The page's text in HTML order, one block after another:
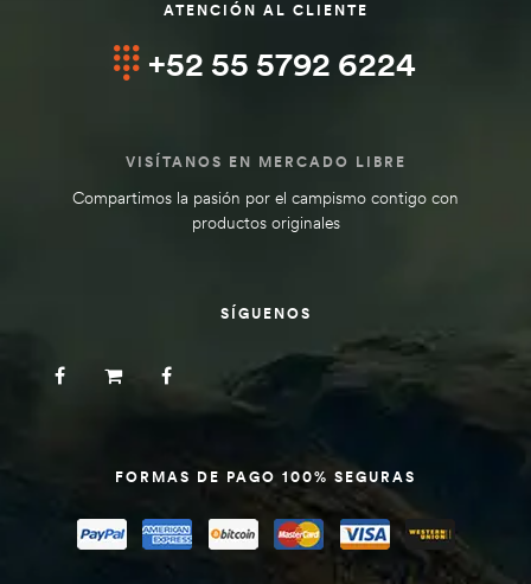
ATENCIÓN AL CLIENTE
+52 55 5792 6224
VISÍTANOS EN MERCADO LIBRE
Compartimos la pasión por el campismo contigo con
productos originales
SÍGUENOS
FORMAS DE PAGO 100% SEGURAS